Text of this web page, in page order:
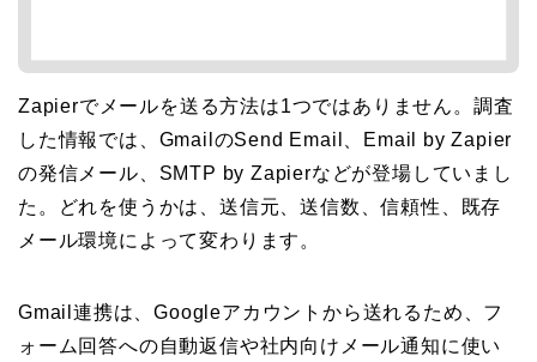
Zapierでメールを送る方法は1つではありません。調査
した情報では、GmailのSend Email、Email by Zapier
の発信メール、SMTP by Zapierなどが登場していまし
た。どれを使うかは、送信元、送信数、信頼性、既存
メール環境によって変わります。
Gmail連携は、Googleアカウントから送れるため、フ
ォーム回答への自動返信や社内向けメール通知に使い